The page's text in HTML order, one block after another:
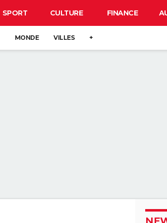
SPORT CULTURE FINANCE
MONDE VILLES +